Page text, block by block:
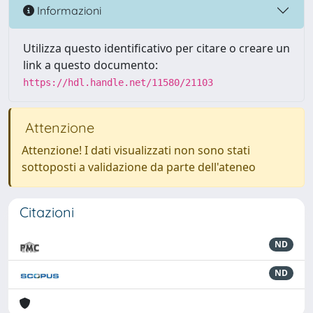
Informazioni
Utilizza questo identificativo per citare o creare un
link a questo documento:
https://hdl.handle.net/11580/21103
Attenzione
Attenzione! I dati visualizzati non sono stati
sottoposti a validazione da parte dell'ateneo
Citazioni
ND
ND